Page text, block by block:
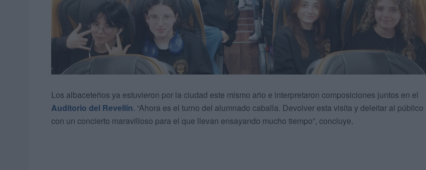
Los albaceteños ya estuvieron por la ciudad este mismo año e interpretaron composiciones juntos en el
Auditorio del Revellín. “Ahora es el turno del alumnado caballa. Devolver esta visita y deleitar al público
con un concierto maravilloso para el que llevan ensayando mucho tiempo”, concluye.